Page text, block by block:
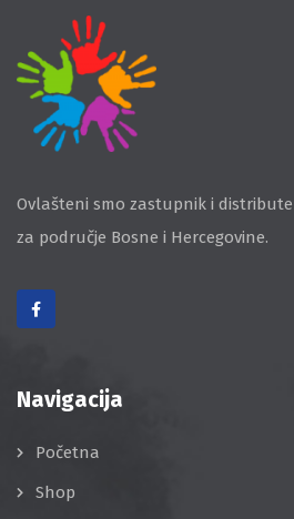
Ovlašteni smo zastupnik i
za područje Bosne i Hercegovine.
Navigacija
Početna
Shop